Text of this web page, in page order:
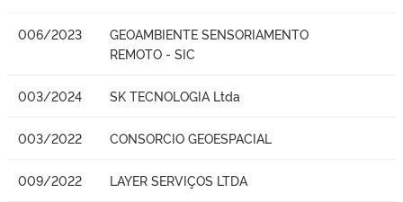
006/2023
GEOAMBIENTE SENSORIAMENTO
REMOTO - SIC
003/2024 SK TECNOLOGIA Ltda
003/2022 CONSORCIO GEOESPACIAL
009/2022 LAYER SERVIÇOS LTDA